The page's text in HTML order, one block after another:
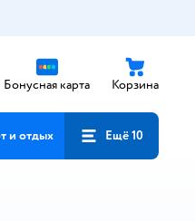
Бонусная карта Корзина
и отдых Ещё 10